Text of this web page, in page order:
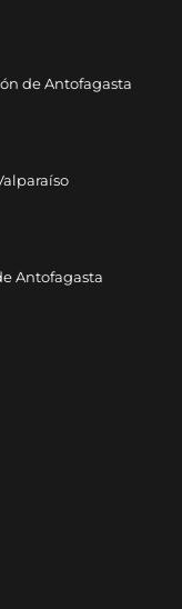
de Antofagasta
Antofagasta